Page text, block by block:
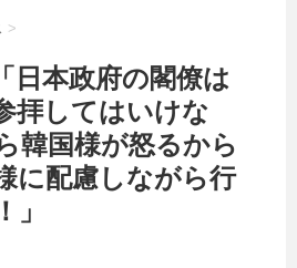
>
日本政府の閣僚は
拝してはいけな
韓国様が怒るから
に配慮しながら行
」